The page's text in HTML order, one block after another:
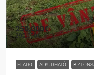
250.000€
290.000€
ELADÓ ALKUDHATÓ